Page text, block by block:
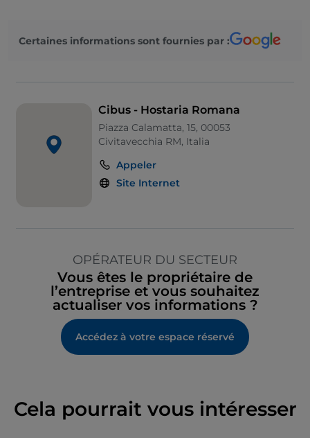
Certaines informations sont fournies par :
Cibus - Hostaria Romana
Piazza Calamatta, 15, 00053
Civitavecchia RM, Italia
Appeler
Site Internet
OPÉRATEUR DU SECTEUR
Vous êtes le propriétaire de
l’entreprise et vous souhaitez
actualiser vos informations ?
Accédez à votre espace réservé
Cela pourrait vous intéresser